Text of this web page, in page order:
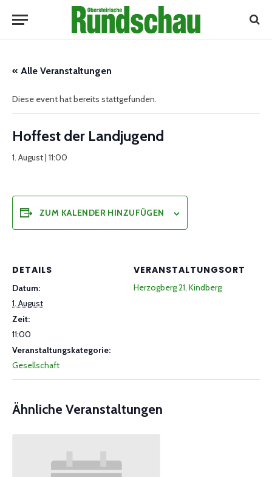
« Alle Veranstaltungen
Diese event hat bereits stattgefunden.
Hoffest der Landjugend
1. August | 11:00
ZUM KALENDER HINZUFÜGEN
DETAILS
Datum:
1. August
Zeit:
11:00
Veranstaltungskategorie:
Gesellschaft
VERANSTALTUNGSORT
Herzogberg 21, Kindberg
Ähnliche Veranstaltungen